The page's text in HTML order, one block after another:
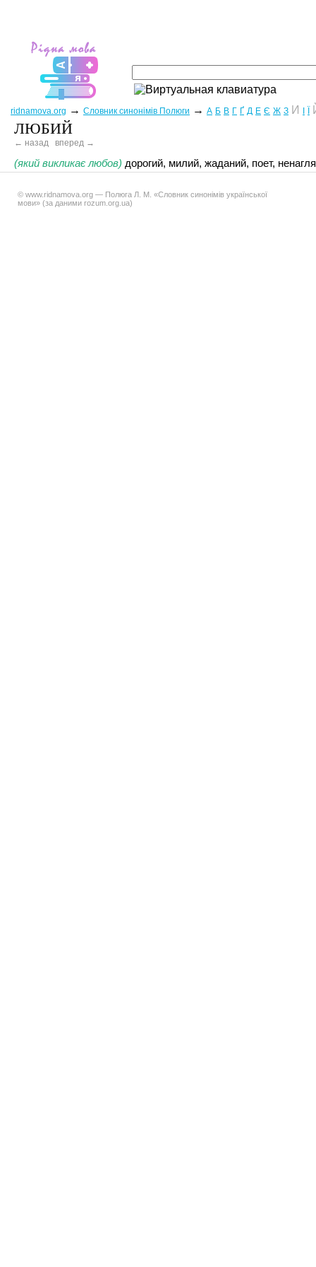
ridnamova.org → Словник синонімів Полюги → А Б В Г Ґ Д Е Є Ж З И
ЛЮБИЙ
← назад вперед →
(який викликає любов) дорогий, милий, жаданий, поет,
© www.ridnamova.org — Полюга Л. М. «Словник синонімів української
мови» (за даними rozum.org.ua)